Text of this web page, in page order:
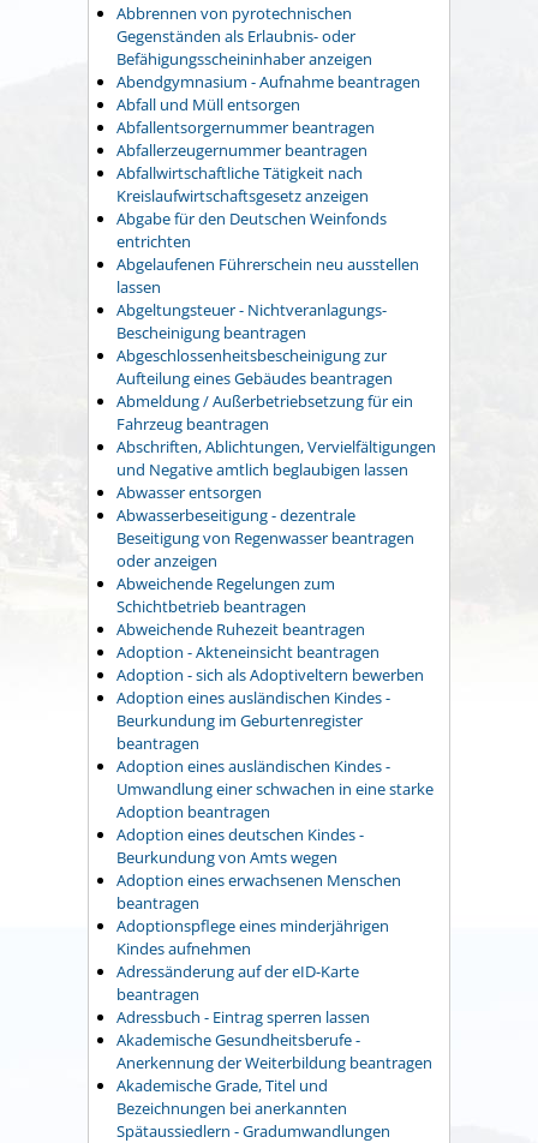
Abbrennen von pyrotechnischen
Gegenständen als Erlaubnis- oder
Befähigungsscheininhaber anzeigen
Abendgymnasium - Aufnahme beantragen
Abfall und Müll entsorgen
Abfallentsorgernummer beantragen
Abfallerzeugernummer beantragen
Abfallwirtschaftliche Tätigkeit nach
Kreislaufwirtschaftsgesetz anzeigen
Abgabe für den Deutschen Weinfonds
entrichten
Abgelaufenen Führerschein neu ausstellen
lassen
Abgeltungsteuer - Nichtveranlagungs-
Bescheinigung beantragen
Abgeschlossenheitsbescheinigung zur
Aufteilung eines Gebäudes beantragen
Abmeldung / Außerbetriebsetzung für ein
Fahrzeug beantragen
Abschriften, Ablichtungen, Vervielfältigungen
und Negative amtlich beglaubigen lassen
Abwasser entsorgen
Abwasserbeseitigung - dezentrale
Beseitigung von Regenwasser beantragen
oder anzeigen
Abweichende Regelungen zum
Schichtbetrieb beantragen
Abweichende Ruhezeit beantragen
Adoption - Akteneinsicht beantragen
Adoption - sich als Adoptiveltern bewerben
Adoption eines ausländischen Kindes -
Beurkundung im Geburtenregister
beantragen
Adoption eines ausländischen Kindes -
Umwandlung einer schwachen in eine starke
Adoption beantragen
Adoption eines deutschen Kindes -
Beurkundung von Amts wegen
Adoption eines erwachsenen Menschen
beantragen
Adoptionspflege eines minderjährigen
Kindes aufnehmen
Adressänderung auf der eID-Karte
beantragen
Adressbuch - Eintrag sperren lassen
Akademische Gesundheitsberufe -
Anerkennung der Weiterbildung beantragen
Akademische Grade, Titel und
Bezeichnungen bei anerkannten
Spätaussiedlern - Gradumwandlungen